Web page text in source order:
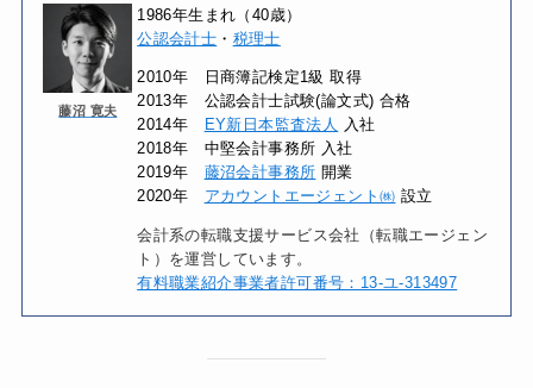
藤沼 寛夫
1986年生まれ（40歳）
公認会計士 ・ 税理士
2010年 日商簿記検定1級 取得
2013年 公認会計士試験(論文式) 合格
2014年
EY新日本監査法人
入社
2018年 中堅会計事務所 入社
2019年 藤沼会計事務所 開業
2020年 アカウントエージェント㈱ 設立
会計系の転職支援サービス会社（転職エージェン
ト）を運営しています。
有料職業紹介事業者許可番号：13-ユ-313497